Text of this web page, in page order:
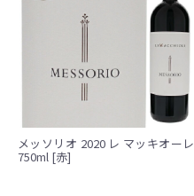
メッソリオ 2020 レ マッキオーレ
750ml [赤]